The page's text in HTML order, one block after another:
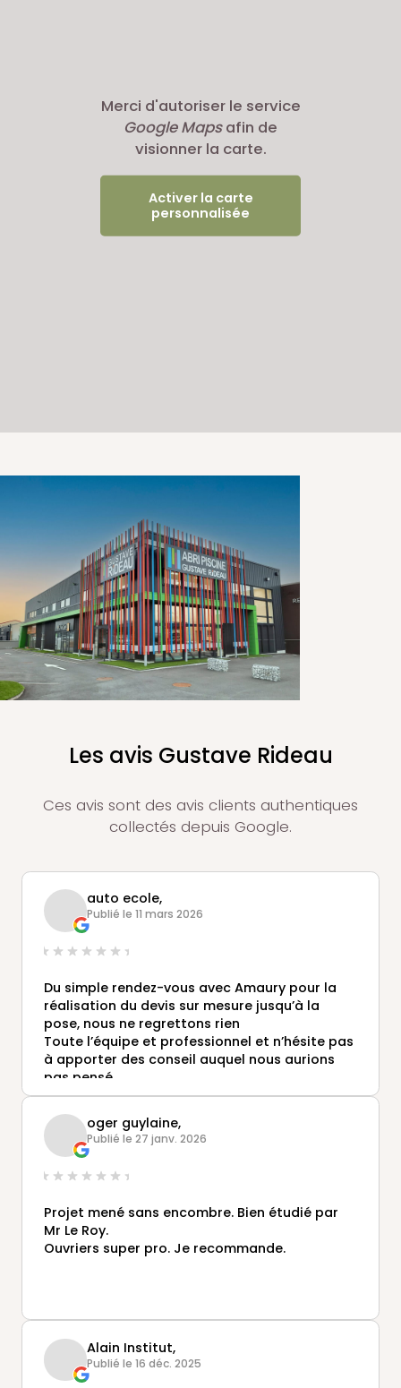
Merci d'autoriser le service
Google Mapsafin de
visionner la carte.
Activer la carte
personnalisée
Les avis Gustave Rideau
Ces avis sont des avis clients authentiques
collectés depuis Google.
auto ecole,
Publié le 11 mars 2026
Du simple rendez-vous avec Amaury pour la
réalisation du devis sur mesure jusqu’à la
pose, nous ne regrettons rien
Toute l’équipe et professionnel et n’hésite pas
à apporter des conseil auquel nous aurions
pas pensé
Les délai sont respectés
Nous recommandons sans souci
oger guylaine,
Publié le 27 janv. 2026
Projet mené sans encombre. Bien étudié par
Mr Le Roy.
Ouvriers super pro. Je recommande.
Alain Institut,
Publié le 16 déc. 2025